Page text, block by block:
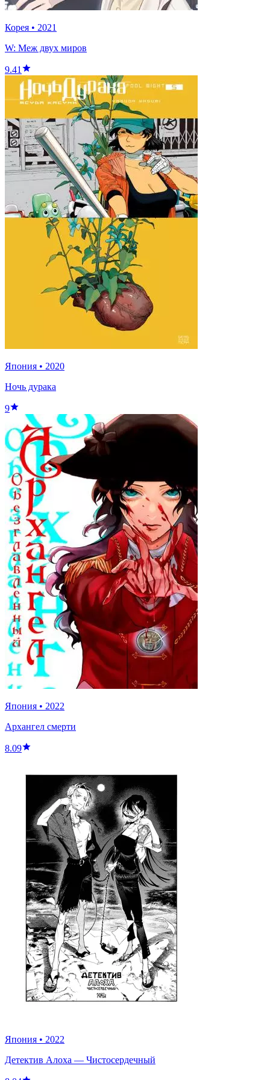
Корея • 2021
W: Меж двух миров
9.41
Япония • 2020
Ночь дурака
9
Япония • 2022
Архангел смерти
8.09
Япония • 2022
Детектив Алоха — Чистосердечный